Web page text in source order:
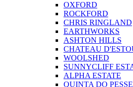
OXFORD
ROCKFORD
CHRIS RINGLAND
EARTHWORKS
ASHTON HILLS
CHATEAU
WOOLSHED
SUNNYCLIFF
ALPHA ESTATE
QUINTA DO